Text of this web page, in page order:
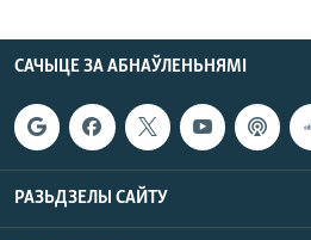
САЧЫЦЕ ЗА АБНАЎЛЕНЬНЯМІ
РАЗЬДЗЕЛЫ САЙТУ